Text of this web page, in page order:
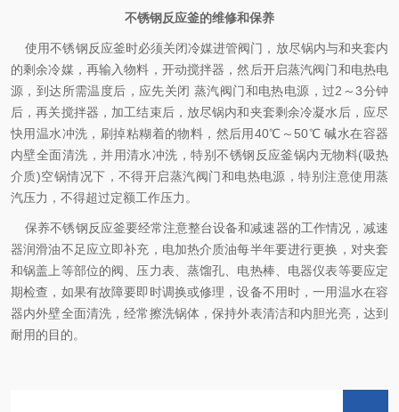
不锈钢反应釜的维修和保养
使用不锈钢反应釜时必须关闭冷媒进管阀门，放尽锅内与和夹套内
的剩余冷媒，再输入物料，开动搅拌器，然后开启蒸汽阀门和电热电
源，到达所需温度后，应先关闭 蒸汽阀门和电热电源，过2～3分钟
后，再关搅拌器，加工结束后，放尽锅内和夹套剩余冷凝水后，应尽
快用温水冲洗，刷掉粘糊着的物料，然后用40℃～50℃ 碱水在容器
内壁全面清洗，并用清水冲洗，特别不锈钢反应釜锅内无物料(吸热
介质)空锅情况下，不得开启蒸汽阀门和电热电源，特别注意使用蒸
汽压力，不得超过定额工作压力。
保养不锈钢反应釜要经常注意整台设备和减速器的工作情况，减速
器润滑油不足应立即补充，电加热介质油每半年要进行更换，对夹套
和锅盖上等部位的阀、压力表、蒸馏孔、电热棒、电器仪表等要应定
期检查，如果有故障要即时调换或修理，设备不用时，一用温水在容
器内外壁全面清洗，经常擦洗锅体，保持外表清洁和内胆光亮，达到
耐用的目的。